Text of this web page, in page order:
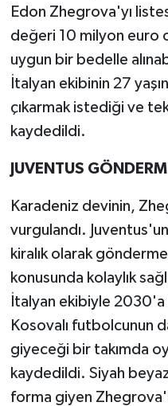
Edon Zhegrova'yı
değeri 10 milyon euro
uygun bir bedelle
İtalyan ekibinin 27
çıkarmak istediği ve
kaydedildi.
JUVENTUS
Karadeniz devinin,
vurgulandı.
kiralık olarak
konusunda kolaylık
İtalyan ekibiyle
Kosovalı futbolcunun
giyeceği bir takımda
kaydedildi. Siyah
forma giyen